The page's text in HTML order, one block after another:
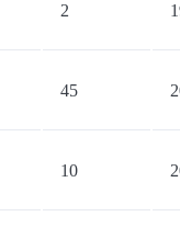
2
45
10